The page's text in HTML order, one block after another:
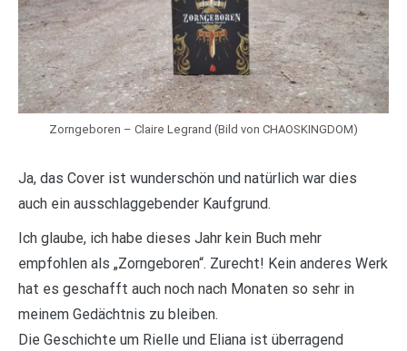
Zorngeboren – Claire Legrand (Bild von CHAOSKINGDOM)
Ja, das Cover ist wunderschön und natürlich war dies
auch ein ausschlaggebender Kaufgrund.
Ich glaube, ich habe dieses Jahr kein Buch mehr
empfohlen als „Zorngeboren“. Zurecht! Kein anderes Werk
hat es geschafft auch noch nach Monaten so sehr in
meinem Gedächtnis zu bleiben.
Die Geschichte um Rielle und Eliana ist überragend